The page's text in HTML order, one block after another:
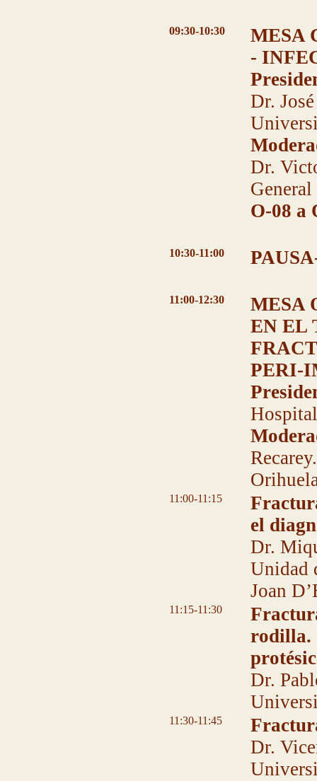
09:30-10:30
MESA
-
Dr.
Dr.
O-08 a
10:30-11:00
11:00-12:30
MESA
EN EL
PERI-
11:00-11:15
el
Dr.
Unidad
Joan
11:15-11:30
rodilla.
Dr.
11:30-11:45
Dr.